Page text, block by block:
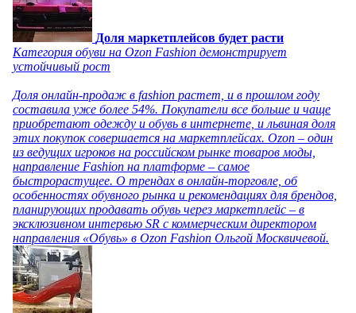
Доля маркетплейсов будет расти
Категория обуви на Ozon Fashion демонстрирует
устойчивый рост
Доля онлайн-продаж в fashion растет, и в прошлом году
составила уже более 54%. Покупатели все больше и чаще
приобретают одежду и обувь в интернете, и львиная доля
этих покупок совершается на маркетплейсах. Ozon – один
из ведущих игроков на российском рынке товаров моды,
направление Fashion на платформе – самое
быстрорастущее. О трендах в онлайн-торговле, об
особенностях обувного рынка и рекомендациях для брендов,
планирующих продавать обувь через маркетплейс – в
эксклюзивном интервью SR с коммерческим директором
направления «Обувь» в Ozon Fashion Ольгой Москвичевой.